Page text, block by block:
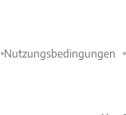
Nutzungsbedingungen